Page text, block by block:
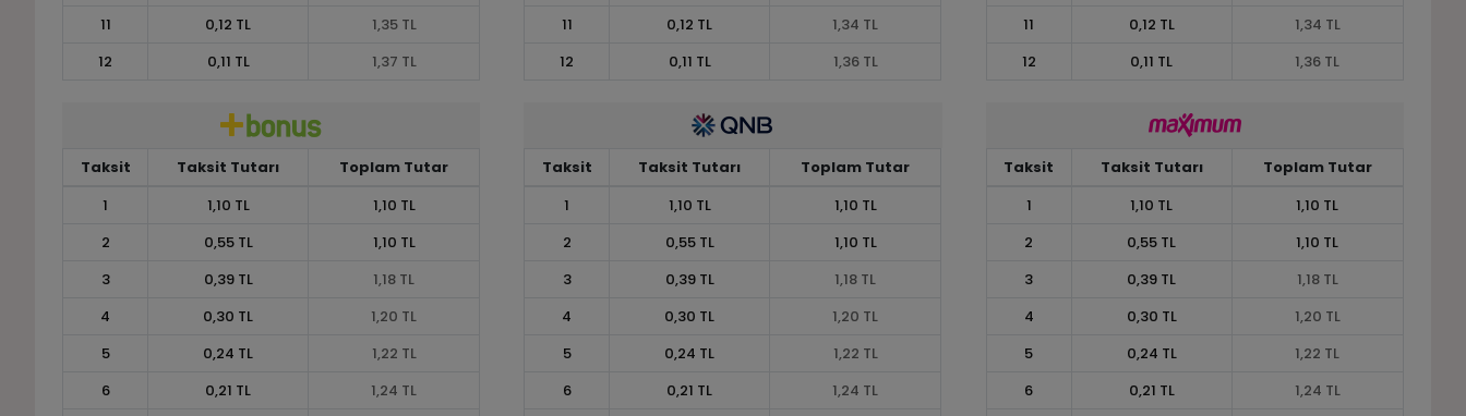
11
0,12 TL
1,35 TL
12
0,11 TL 1,37 TL
11
0,12 TL
1,34 TL
12
0,11 TL 1,36 TL
11
0,12 TL
1,34 TL
12
0,11 TL 1,36 TL
Taksit Taksit Tutarı
Toplam Tutar
1
1,10 TL
1,10 TL
2
0,55 TL
1,10 TL
3
0,39 TL
1,18 TL
4
0,30 TL
1,20 TL
5
0,24 TL
1,22 TL
6
0,21 TL
1,24 TL
Taksit Taksit Tutarı
Toplam Tutar
1
1,10 TL
1,10 TL
2
0,55 TL
1,10 TL
3
0,39 TL
1,18 TL
4
0,30 TL
1,20 TL
5
0,24 TL
1,22 TL
6
0,21 TL
1,24 TL
Taksit Taksit Tutarı
Toplam Tutar
1
1,10 TL
1,10 TL
2
0,55 TL
1,10 TL
3
0,39 TL
1,18 TL
4
0,30 TL
1,20 TL
5
0,24 TL
1,22 TL
6
0,21 TL
1,24 TL